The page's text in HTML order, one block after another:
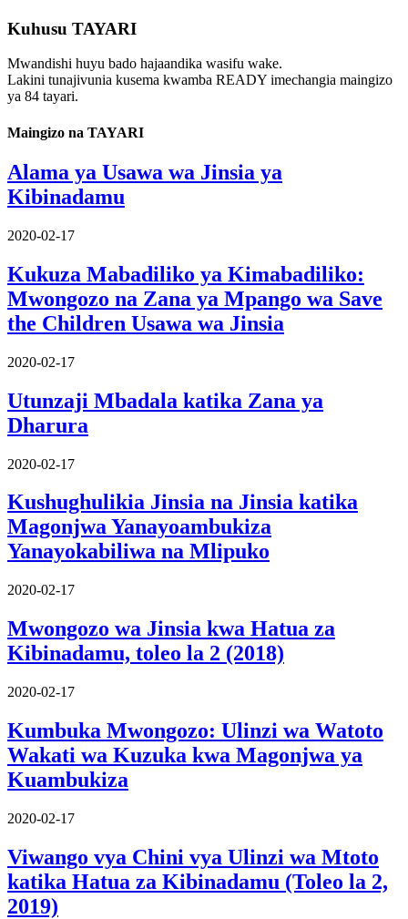
Kuhusu TAYARI
Mwandishi huyu bado hajaandika wasifu wake.
Lakini tunajivunia kusema kwamba READY imechangia maingizo
ya 84 tayari.
Maingizo na TAYARI
Alama ya Usawa wa Jinsia ya
Kibinadamu
2020-02-17
Kukuza Mabadiliko ya Kimabadiliko:
Mwongozo na Zana ya Mpango wa Save
the Children Usawa wa Jinsia
2020-02-17
Utunzaji Mbadala katika Zana ya
Dharura
2020-02-17
Kushughulikia Jinsia na Jinsia katika
Magonjwa Yanayoambukiza
Yanayokabiliwa na Mlipuko
2020-02-17
Mwongozo wa Jinsia kwa Hatua za
Kibinadamu, toleo la 2 (2018)
2020-02-17
Kumbuka Mwongozo: Ulinzi wa Watoto
Wakati wa Kuzuka kwa Magonjwa ya
Kuambukiza
2020-02-17
Viwango vya Chini vya Ulinzi wa Mtoto
katika Hatua za Kibinadamu (Toleo la 2,
2019)